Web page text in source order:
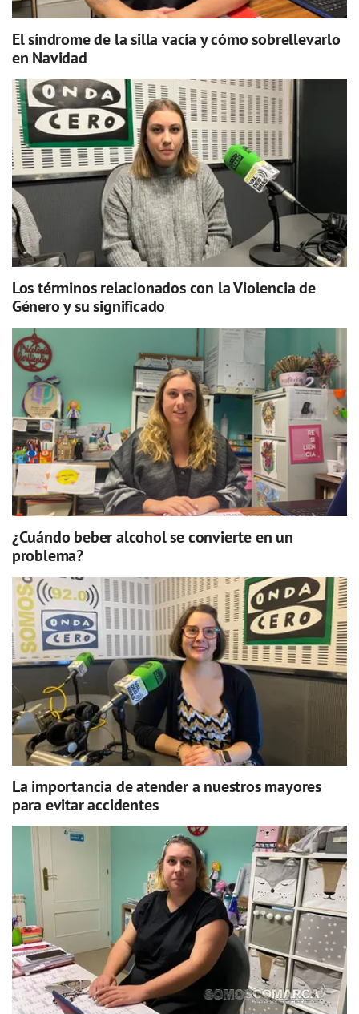
El síndrome de la silla vacía y cómo sobrellevarlo
en Navidad
Los términos relacionados con la Violencia de
Género y su significado
¿Cuándo beber alcohol se convierte en un
problema?
La importancia de atender a nuestros mayores
para evitar accidentes